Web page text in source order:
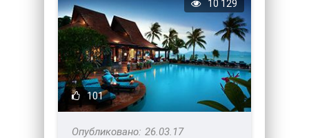
101
10 129
26.03.17